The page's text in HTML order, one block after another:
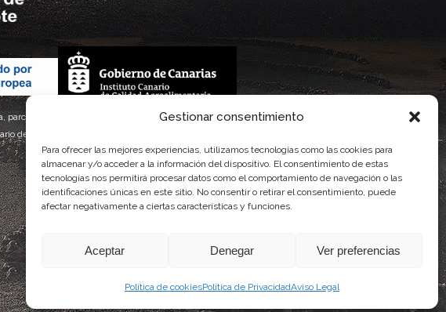
Gestionar consentimiento
Para ofrecer las mejores experiencias, utilizamos tecnologías como las cookies para
almacenar y/o acceder a la información del dispositivo. El consentimiento de estas
tecnologías nos permitirá procesar datos como el comportamiento de navegación o las
identificaciones únicas en este sitio. No consentir o retirar el consentimiento, puede
afectar negativamente a ciertas características y funciones.
Aceptar Denegar Ver preferencias
Política de cookiesPolítica de PrivacidadAviso Legal
parcialmente, por el Gobierno de Canarias
de Calidad Agroalimentaria